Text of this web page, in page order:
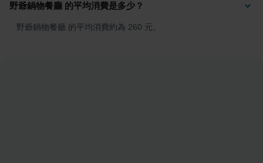
野爺鍋物餐廳 的平均消費是多少？
野爺鍋物餐廳 的平均消費約為 260 元。